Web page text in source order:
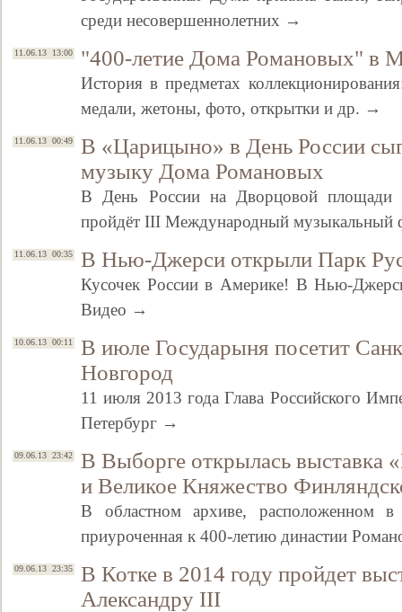
среди несовершеннолетних →
11.06.13 13:00 "400-летие Дома Романовых" в
История в предметах
медали, жетоны, фото, открытки и др. →
11.06.13 00:49
В «Царицыно» в День России
музыку Дома Романовых
В День России на Дворцовой площади
пройдёт III Международный музыкальный
11.06.13 00:35 В Нью-Джерси открыли Парк
Кусочек России в Америке! В Нью-
Видео →
10.06.13 00:11
В июле Государыня посетит
Новгород
11 июля 2013 года Глава Российского
Петербург →
09.06.13 23:42
В Выборге открылась выставка
и Великое Княжество
В областном архиве, расположенном в
приуроченная к 400-летию династии
09.06.13 23:35
В Котке в 2014 году пройдет
Александру III